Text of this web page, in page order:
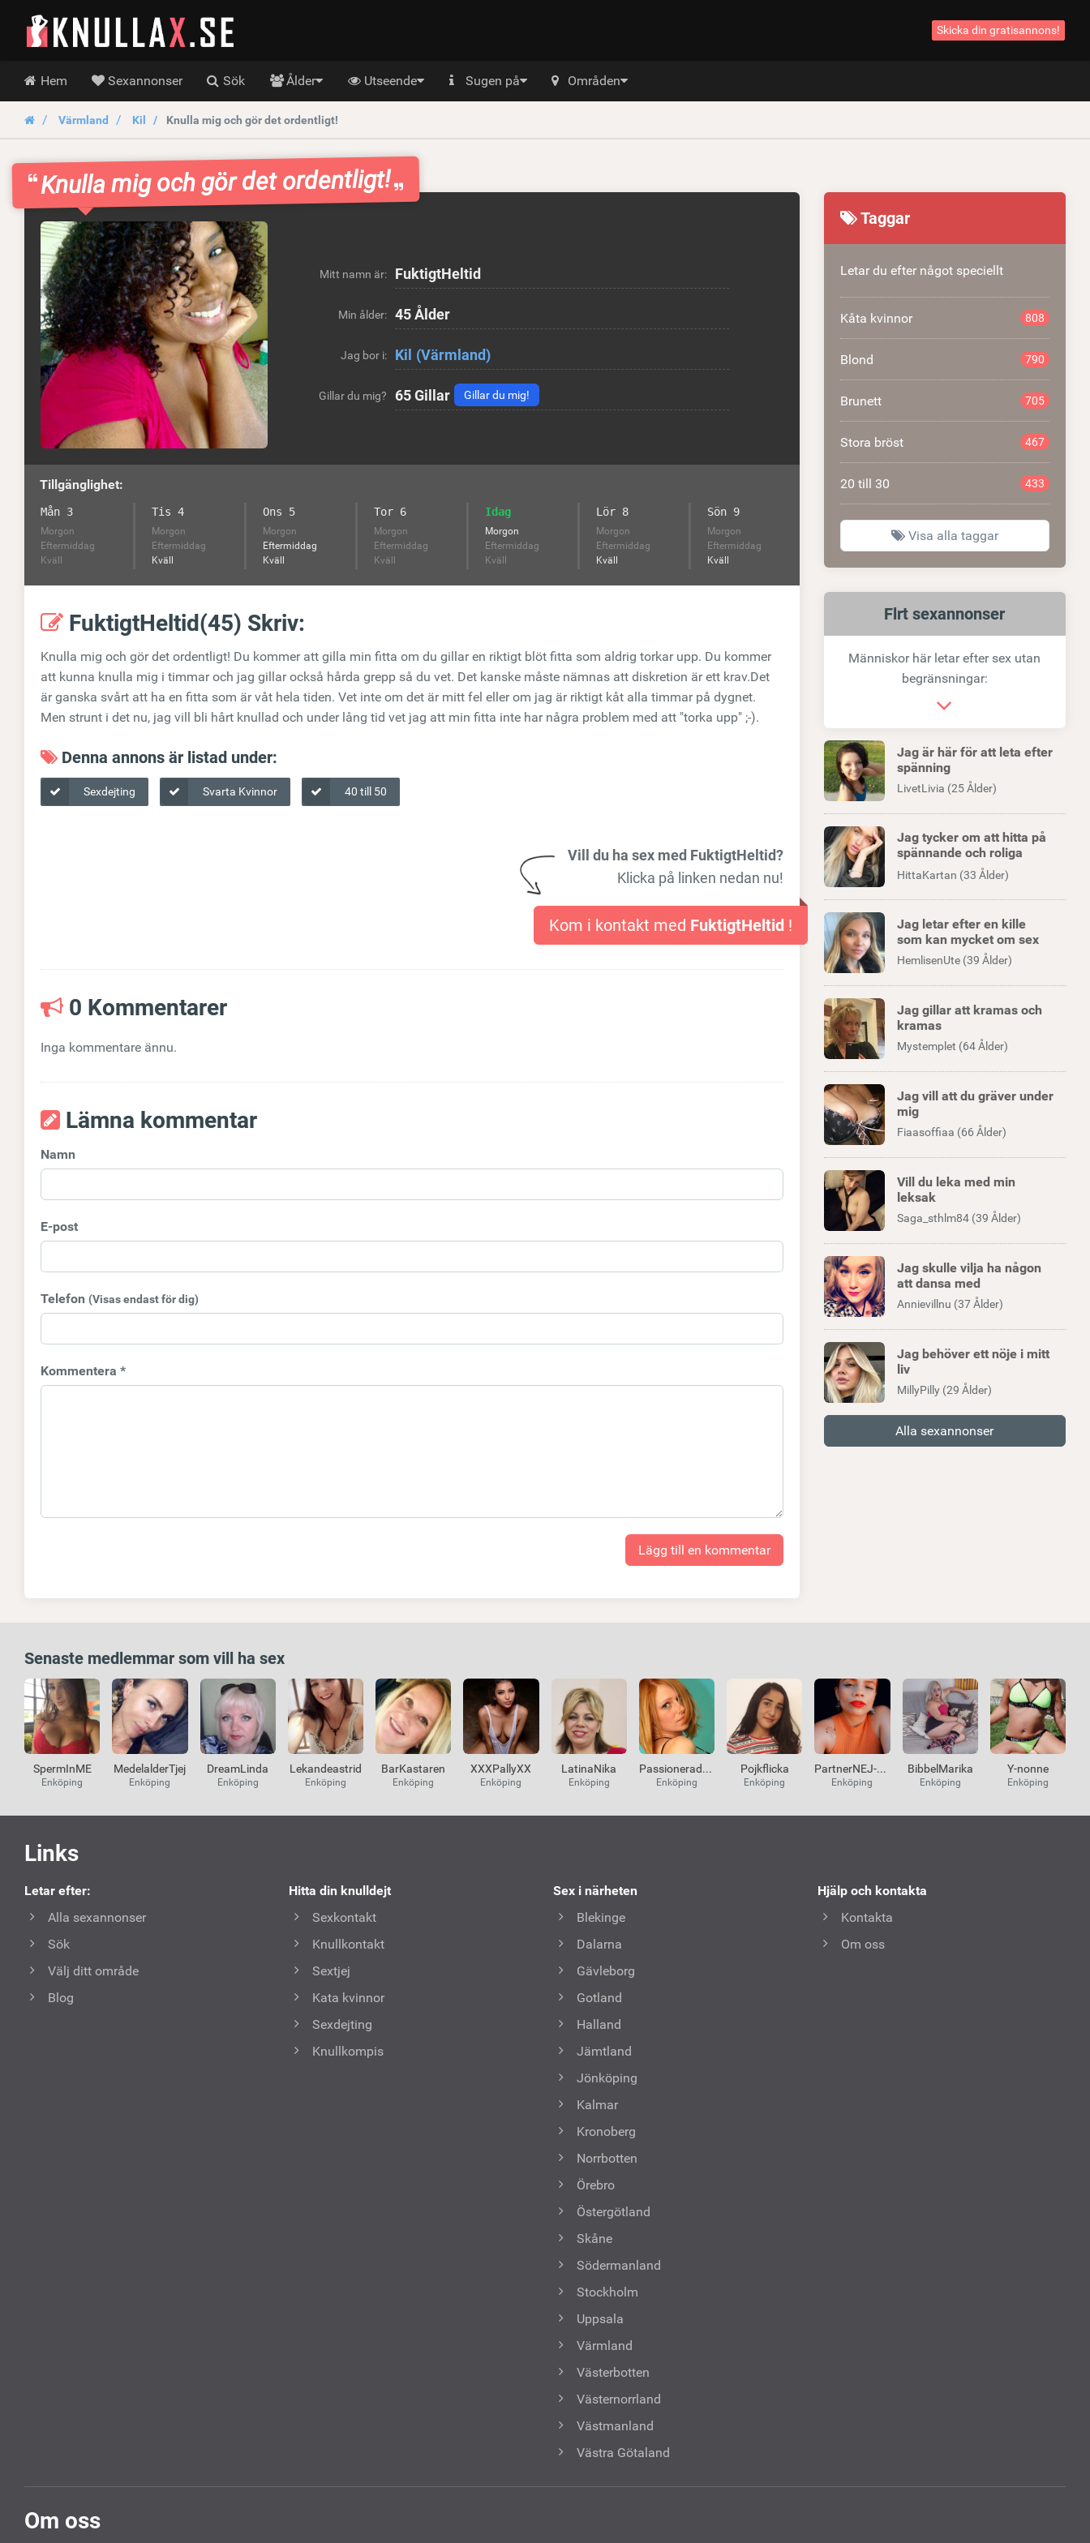
KnullaX.se Skicka din gratisannons!
Hoofdmenu
Hem Sexannonser Sök Ålder Utseende Sugen på Områden
Värmland Kil Knulla mig och gör det ordentligt!
Knulla mig och gör det ordentligt!
Mitt namn är: FuktigtHeltid
Min ålder: 45 Ålder
Jag bor i: Kil (Värmland)
Gillar du mig? 65Gillar Gillar du mig!
Tillgänglighet:
Mån 3
Morgon
Eftermiddag
Kväll
Tis 4
Morgon
Eftermiddag
Kväll
Ons 5
Morgon
Eftermiddag
Kväll
Tor 6
Morgon
Eftermiddag
Kväll
Idag
Morgon
Eftermiddag
Kväll
Lör 8
Morgon
Eftermiddag
Kväll
Sön 9
Morgon
Eftermiddag
Kväll
FuktigtHeltid(45) Skriv:
Knulla mig och gör det ordentligt! Du kommer att gilla min fitta om du gillar en riktigt blöt fitta som aldrig torkar upp. Du kommer
att kunna knulla mig i timmar och jag gillar också hårda grepp så du vet. Det kanske måste nämnas att diskretion är ett krav.Det
är ganska svårt att ha en fitta som är våt hela tiden. Vet inte om det är mitt fel eller om jag är riktigt kåt alla timmar på dygnet.
Men strunt i det nu, jag vill bli hårt knullad och under lång tid vet jag att min fitta inte har några problem med att "torka upp" ;-).
Denna annons är listad under:
Sexdejting Svarta Kvinnor 40 till 50
Vill du ha sex med FuktigtHeltid?
Klicka på linken nedan nu!
Kom i kontakt med FuktigtHeltid !
0 Kommentarer
Inga kommentare ännu.
Lämna kommentar
Namn
E-post
Telefon (Visas endast för dig)
Kommentera *
Lägg till en kommentar
Taggar
Letar du efter något speciellt
Kåta kvinnor 808
Blond 790
Brunett 705
Stora bröst 467
20 till 30 433
Visa alla taggar
Relaterad
länk
Flrt sexannonser
Människor här letar efter sex utan
begränsningar:
Jag är här för att leta efter
spänning
LivetLivia (25 Ålder)
Jag tycker om att hitta på
spännande och roliga
äventyr
HittaKartan (33 Ålder)
Jag letar efter en kille
som kan mycket om sex
HemlisenUte (39 Ålder)
Jag gillar att kramas och
kramas
Mystemplet (64 Ålder)
Jag vill att du gräver under
mig
Fiaasoffiaa (66 Ålder)
Vill du leka med min
leksak
Saga_sthlm84 (39 Ålder)
Jag skulle vilja ha någon
att dansa med
Annievillnu (37 Ålder)
Jag behöver ett nöje i mitt
liv
MillyPilly (29 Ålder)
Alla sexannonser
Senaste medlemmar som vill ha sex
SpermInME
Enköping
MedelalderTjej
Enköping
DreamLinda
Enköping
Lekandeastrid
Enköping
BarKastaren
Enköping
XXXPallyXX
Enköping
LatinaNika
Enköping
PassioneradSex
Enköping
Pojkflicka
Enköping
PartnerNEJ-KKJA
Enköping
BibbelMarika
Enköping
Y-nonne
Enköping
Användbara
länkar
Links
Letar efter:
Alla sexannonser
Sök
Välj ditt område
Blog
Hitta din knulldejt
Sexkontakt
Knullkontakt
Sextjej
Kata kvinnor
Sexdejting
Knullkompis
Sex i närheten
Blekinge
Dalarna
Gävleborg
Gotland
Halland
Jämtland
Jönköping
Kalmar
Kronoberg
Norrbotten
Örebro
Östergötland
Skåne
Södermanland
Stockholm
Uppsala
Värmland
Västerbotten
Västernorrland
Västmanland
Västra Götaland
Hjälp och kontakta
Kontakta
Om oss
Om oss